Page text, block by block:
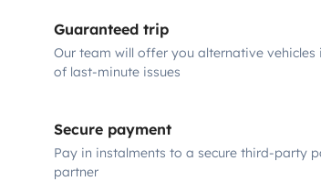
Guaranteed trip
Our team will offer you alternative vehicles
of last-minute issues
Secure payment
Pay in instalments to a secure third-party
partner